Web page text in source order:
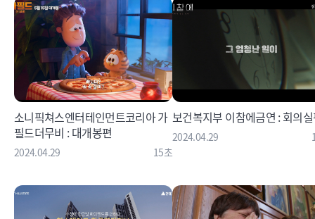
소니픽쳐스엔터테인먼트코리아 가
필드더무비 : 대개봉편
2024.04.29 15초
보건복지부 이참에금연 : 회의
2024.04.29